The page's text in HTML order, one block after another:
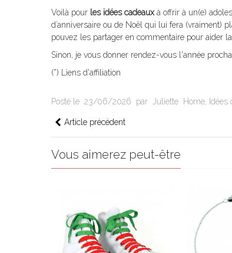
Voilà pour les idées cadeauxà offrir à un(e)
d’anniversaire ou de Noël qui lui fera (vraiment)
pouvez les partager en commentaire pour aider
Sinon, je vous donner rendez-vous l'année
(*) Liens d'affiliation
Posté le 23/06/2026 par Juliette Home Idées
Article précédent
Vous aimerez peut-être